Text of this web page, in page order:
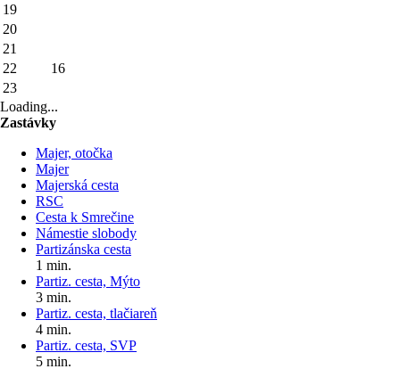
19
20
21
22
16
23
Loading...
Zastávky
Majer, otočka
Majer
Majerská cesta
RSC
Cesta k Smrečine
Námestie slobody
Partizánska cesta
1 min.
Partiz. cesta, Mýto
3 min.
Partiz. cesta, tlačiareň
4 min.
Partiz. cesta, SVP
5 min.